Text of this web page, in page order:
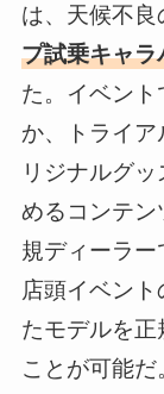
は、天候不良
プ試乗キャラ
た。イベン
か、トライ
リジナルグ
めるコンテン
規ディーラ
店頭イベン
たモデルを
ことが可能だ